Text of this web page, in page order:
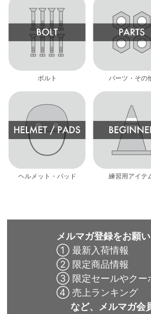
ボルト パーツ・その
ヘルメット・パッド 練習用アイテ
メルマガ登録をお願
① 最新入荷情報
② 限定商品情報
③ 限定セールやクー
④ 売上ランキング
など、メルマガ会